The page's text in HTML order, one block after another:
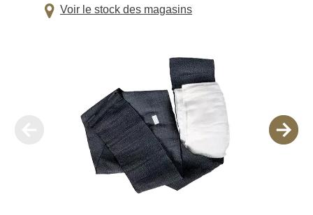
Voir le stock des magasins